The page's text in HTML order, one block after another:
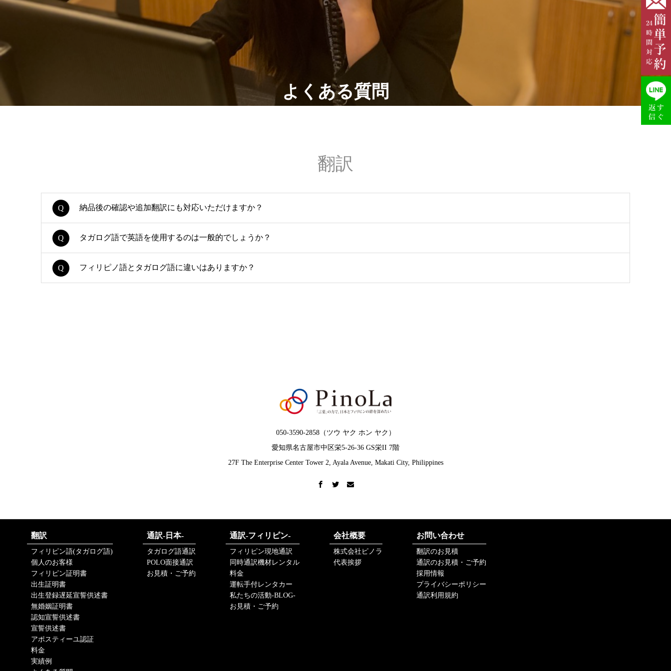
よくある質問
翻訳
納品後の確認や追加翻訳にも対応いただけますか？
タガログ語で英語を使用するのは一般的でしょうか？
フィリピノ語とタガログ語に違いはありますか？
050-3590-2858（ツウ ヤク ホン ヤク）
愛知県名古屋市中区栄5-26-36 GS栄II 7階
27F The Enterprise Center Tower 2, Ayala Avenue, Makati City, Philippines
翻訳
フィリピン語(タガログ語)
個人のお客様
フィリピン証明書
出生証明書
出生登録遅延宣誓供述書
無婚姻証明書
認知宣誓供述書
宣誓供述書
アポスティーユ認証
料金
実績例
通訳-日本-
タガログ語通訳
POLO面接通訳
お見積・ご予約
通訳-フィリピン-
フィリピン現地通訳
同時通訳機材レンタル
料金
運転手付レンタカー
私たちの活動-BLOG-
お見積・ご予約
会社概要
株式会社ピノラ
代表挨拶
お問い合わせ
翻訳のお見積
通訳のお見積・ご予約
採用情報
プライバシーポリシー
通訳利用規約